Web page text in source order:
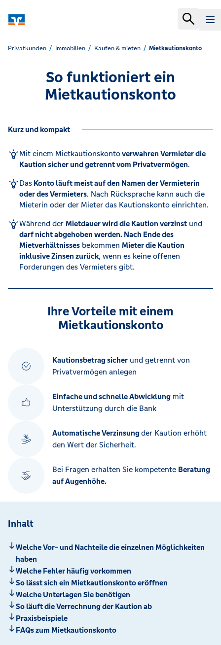
Privatkunden Immobilien Kaufen & mieten Mietkautionskonto
So funktioniert ein
Mietkautionskonto
Kurz und kompakt
Mit einem Mietkautionskontoverwahren Vermieter die
Kaution sicher und getrennt vom Privatvermögen.
DasKonto läuft meist auf den Namen der Vermieterin
oder des Vermieters. Nach Rücksprache kann auch die
Mieterin oder der Mieter das Kautionskonto einrichten.
Während der Mietdauer wird die Kaution verzinstund
darf nicht abgehoben werden. Nach Ende des
Mietverhältnissesbekommen Mieter die Kaution
inklusive Zinsen zurück, wenn es keine offenen
Forderungen des Vermieters gibt.
Ihre Vorteile mit einem
Mietkautionskonto
Kautionsbetrag sicher und getrennt von
Privatvermögen anlegen
Einfache und schnelle Abwicklung mit
Unterstützung durch die Bank
Automatische Verzinsungder Kaution erhöht
den Wert der Sicherheit.
Bei Fragen erhalten Sie kompetente Beratung
auf Augenhöhe.
Inhalt
Welche Vor- und Nachteile die einzelnen Möglichkeiten
haben
Welche Fehler häufig vorkommen
So lässt sich ein Mietkautionskonto eröffnen
Welche Unterlagen Sie benötigen
So läuft die Verrechnung der Kaution ab
Praxisbeispiele
FAQs zum Mietkautionskonto